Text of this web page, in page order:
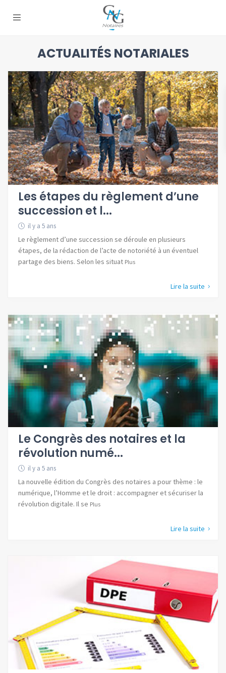
ACTUALITÉS NOTARIALES
Les étapes du règlement d’une
succession et l...
il y a 5 ans
Le règlement d’une succession se déroule en plusieurs
étapes, de la rédaction de l’acte de notoriété à un éventuel
partage des biens. Selon les situat Plus
Lire la suite
Le Congrès des notaires et la
révolution numé...
il y a 5 ans
La nouvelle édition du Congrès des notaires a pour thème : le
numérique, l’Homme et le droit : accompagner et sécuriser la
révolution digitale. Il se Plus
Lire la suite